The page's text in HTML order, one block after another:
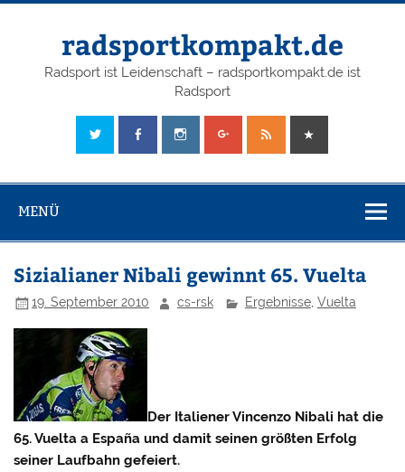
radsportkompakt.de
Radsport ist Leidenschaft – radsportkompakt.de ist
Radsport
MENÜ
Sizialianer Nibali gewinnt 65. Vuelta
19. September 2010 cs-rsk Ergebnisse, Vuelta
Der Italiener Vincenzo Nibali hat die
65. Vuelta a España und damit seinen größten Erfolg
seiner Laufbahn gefeiert.